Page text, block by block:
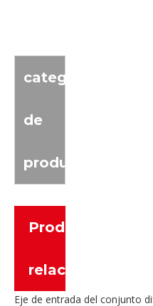
categoria
de
producto
Productos
relacionados